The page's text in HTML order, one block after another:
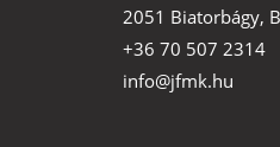
2051 Biatorbágy,
+36 70 507 2314
info@jfmk.hu